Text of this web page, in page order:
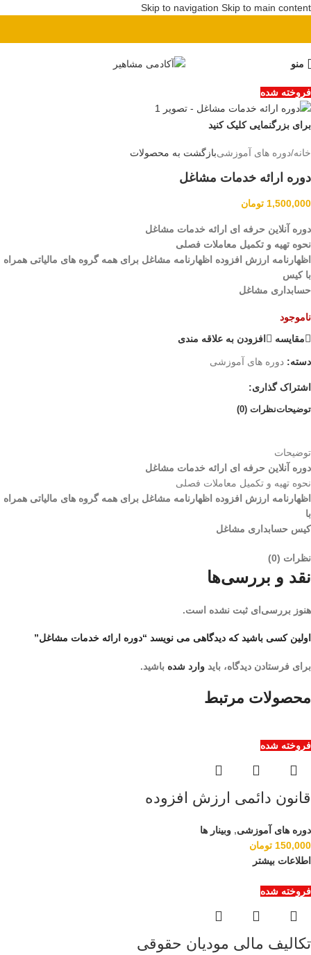
Skip to navigation Skip to main content
منو
فروخته شده
برای بزرگنمایی کلیک کنید
خانه/دوره های آموزشیبازگشت به محصولات
دوره ارائه خدمات مشاغل
1,500,000 تومان
دوره آنلاين حرفه ای ارائه خدمات مشاغل
نحوه تهیه و تکمیل معاملات فصلی
اظهارنامه ارزش افزوده اظهارنامه مشاغل برای همه گروه های مالیاتی همراه
با کیس
حسابداری مشاغل
ناموجود
مقايسه
افزودن به علاقه مندی
دسته: دوره های آموزشی
اشتراک گذاری:
توضیحاتنظرات (0)
توضیحات
دوره آنلاين حرفه ای ارائه خدمات مشاغل
نحوه تهیه و تکمیل معاملات فصلی
اظهارنامه ارزش افزوده اظهارنامه مشاغل برای همه گروه های مالیاتی همراه
با
کیس حسابداری مشاغل
نظرات (0)
نقد و بررسی‌ها
هنوز بررسی‌ای ثبت نشده است.
اولین کسی باشید که دیدگاهی می نویسد “دوره ارائه خدمات مشاغل”
برای فرستادن دیدگاه، باید وارد شده باشید.
محصولات مرتبط
فروخته شده
قانون دائمی ارزش افزوده
دوره های آموزشی, وبینار ها
150,000 تومان
اطلاعات بیشتر
فروخته شده
تکالیف مالی مودیان حقوقی